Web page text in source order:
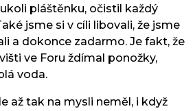
pláštěnku, očistil každý
jsme si v cíli libovali, že jsme
a dokonce zadarmo. Je fakt, že
ve Foru ždímal ponožky,
voda.
až tak na mysli neměl, i když